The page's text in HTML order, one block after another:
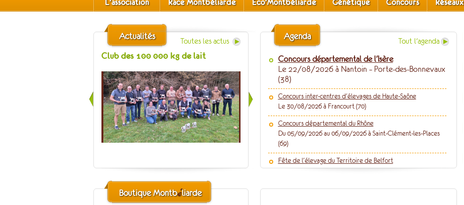
L'association Race Montbéliarde Eco'Montbéliarde Génétique Concours Réseaux
Toutes les actus
Actualités
Club des 100 000 kg de lait
Tout l'agenda
Agenda
Concours départemental de l'Isère
Le 22/08/2026 à Nantoin – Porte-des-Bonnevaux
(38)
Concours inter-centres d'élevages de Haute-Saône
Le 30/08/2026 à Francourt (70)
Concours départemental du Rhône
Du 05/09/2026 au 06/09/2026 à Saint-Clément-les-Places
(69)
Fête de l'élevage du Territoire de Belfort
Le 06/09/2026 à Faverois (90)
Comice de Saint-Flour
Boutique Montbéliarde